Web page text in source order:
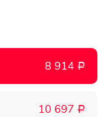
8 914 Р
10 697 Р